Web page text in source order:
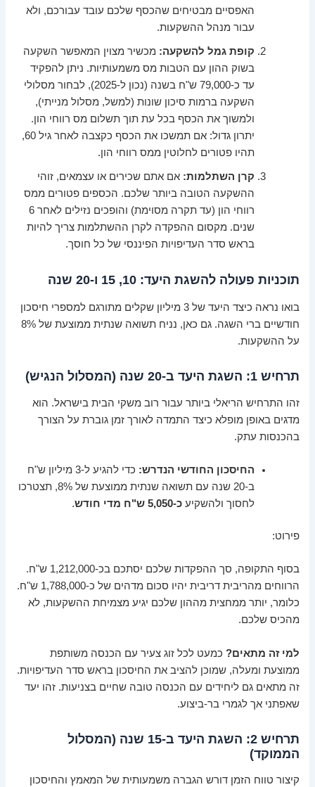
האפסיים מבטיחים שהכסף שלכם עובד עבורכם, ולא
עבור מנהל ההשקעות.
קופת גמל להשקעה: מכשיר מצוין המאפשר השקעה
בשוק ההון עם הטבות מס משמעותיות. ניתן להפקיד
עד כ-79,000 ש"ח בשנה (נכון ל-2025), לבחור מסלולי
השקעה ברמות סיכון שונות (למשל, מסלול מנייתי),
ולמשוך את הכסף בכל עת תוך תשלום מס רווחי הון.
יתרון גדול: אם תמשכו את הכסף כקצבה לאחר גיל 60,
תהיו פטורים לחלוטין ממס רווחי הון.
קרן השתלמות: אם אתם שכירים או עצמאים, זוהי
ההשקעה הטובה ביותר שלכם. הכספים פטורים ממס
רווחי הון (עד תקרה מסוימת) והופכים נזילים לאחר 6
שנים. מקסום ההפקדה לקרן ההשתלמות צריך להיות
בראש סדר העדיפויות הפיננסי של כל חוסך.
תוכניות פעולה להשגת היעד: 10, 15 ו-20 שנה
בואו נראה כיצד היעד של 3 מיליון שקלים מתורגם למספרי חיסכון
חודשיים ברי השגה. גם כאן, נניח תשואה שנתית ממוצעת של 8%
על ההשקעות.
תרחיש 1: השגת היעד ב-20 שנה (המסלול הנגיש)
זהו התרחיש הריאלי ביותר עבור רוב משקי הבית בישראל. הוא
מדגים באופן מופלא כיצד התמדה לאורך זמן גוברת על הצורך
בהכנסות עתק.
החיסכון החודשי הנדרש:
כדי להגיע ל-3 מיליון ש"ח
ב-20 שנה עם תשואה שנתית ממוצעת של 8%, תצטרכו
לחסוך ולהשקיעכ-5,050 ש"ח מדי חודש .
פירוט:
בסוף התקופה, סך ההפקדות שלכם יסתכם בכ-1,212,000 ש"ח.
הרווחים מהריבית דריבית יהיו סכום מדהים של כ-1,788,000 ש"ח.
כלומר, יותר ממחצית מההון שלכם יגיע מצמיחת ההשקעות, לא
מהכיס שלכם.
למי זה מתאים? כמעט לכל זוג צעיר עם הכנסה משותפת
ממוצעת ומעלה, שמוכן להציב את החיסכון בראש סדר העדיפויות.
זה מתאים גם ליחידים עם הכנסה טובה שחיים בצניעות. זהו יעד
שאפתני אך לגמרי בר-ביצוע.
תרחיש 2: השגת היעד ב-15 שנה (המסלול
הממוקד)
קיצור טווח הזמן דורש הגברה משמעותית של המאמץ והחיסכון